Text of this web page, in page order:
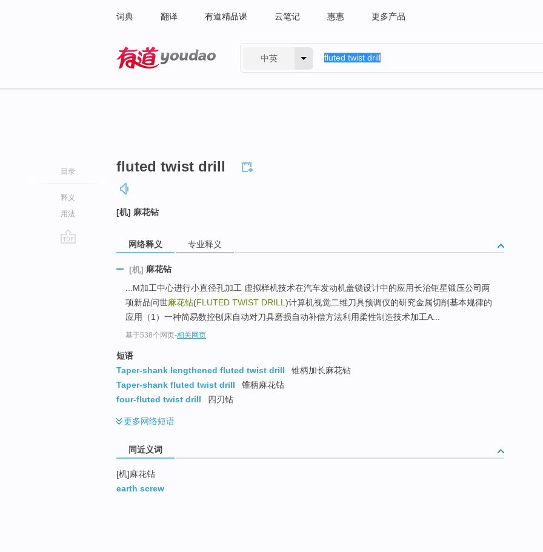
词典 翻译 有道精品课 云笔记 惠惠 更多产品
中英
目录
释义
用法
fluted twist drill
[机] 麻花钻
网络释义 专业释义
[机] 麻花钻
...M加工中心进行小直径孔加工 虚拟样机技术在汽车发动机盖锁设计中的应用长治钜星锻压公司两
项新品问世麻花钻(FLUTED TWIST DRILL )计算机视觉二维刀具预调仪的研究金属切削基本规律的
应用（1）一种简易数控刨床自动对刀具磨损自动补偿方法利用柔性制造技术加工A...
基于538个网页-相关网页
短语
Taper-shank lengthened fluted twist drill
锥柄加长麻花钻
Taper-shank fluted twist drill
锥柄麻花钻
four-fluted twist drill
四刃钻
更多网络短语
同近义词
[机]麻花钻
earth screw